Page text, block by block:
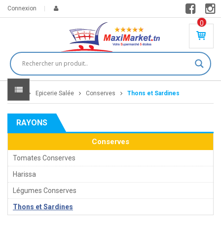
Connexion
0
PR
DU
IT(
S)
DT
Home Epicerie Salée Conserves Thons et Sardines
RAYONS
Conserves
Tomates Conserves
Harissa
Légumes Conserves
Thons et Sardines